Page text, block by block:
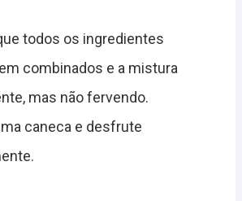
todos os ingredientes
combinados e a mistura
mas não fervendo.
caneca e desfrute